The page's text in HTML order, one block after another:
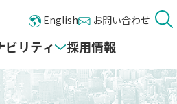
English お問い合わせ
ビリティ 採用情報